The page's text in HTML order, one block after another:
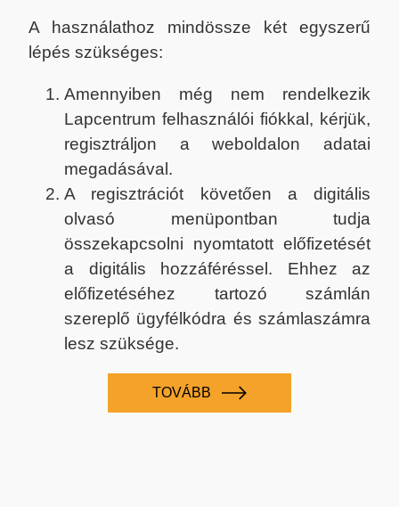
A használathoz mindössze két egyszerű
lépés szükséges:
Amennyiben még nem rendelkezik
Lapcentrum felhasználói fiókkal, kérjük,
regisztráljon a weboldalon adatai
megadásával.
A regisztrációt követően a digitális
olvasó menüpontban tudja
összekapcsolni nyomtatott előfizetését
a digitális hozzáféréssel. Ehhez az
előfizetéséhez tartozó számlán
szereplő ügyfélkódra és számlaszámra
lesz szüksége.
TOVÁBB